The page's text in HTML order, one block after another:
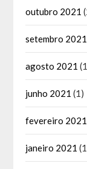
outubro 2021
setembro 2021
agosto 2021
junho 2021 (1)
fevereiro 2021
janeiro 2021